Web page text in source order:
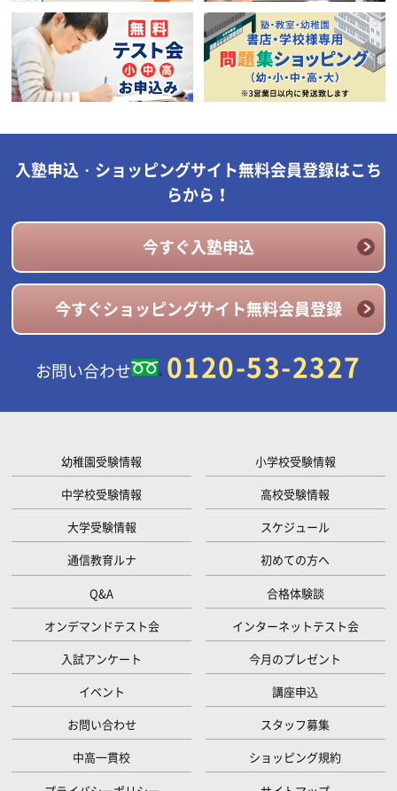
入塾申込・ショッピングサイト無料会員登録はこち
らから！
今すぐ入塾申込
今すぐショッピングサイト無料会員登録
お問い合わせ 0120-53-2327
幼稚園受験情報
小学校受験情報
中学校受験情報
高校受験情報
大学受験情報
スケジュール
通信教育ルナ
初めての方へ
Q&A
合格体験談
オンデマンドテスト会
インターネットテスト会
入試アンケート
今月のプレゼント
イベント
講座申込
お問い合わせ
スタッフ募集
中高一貫校
ショッピング規約